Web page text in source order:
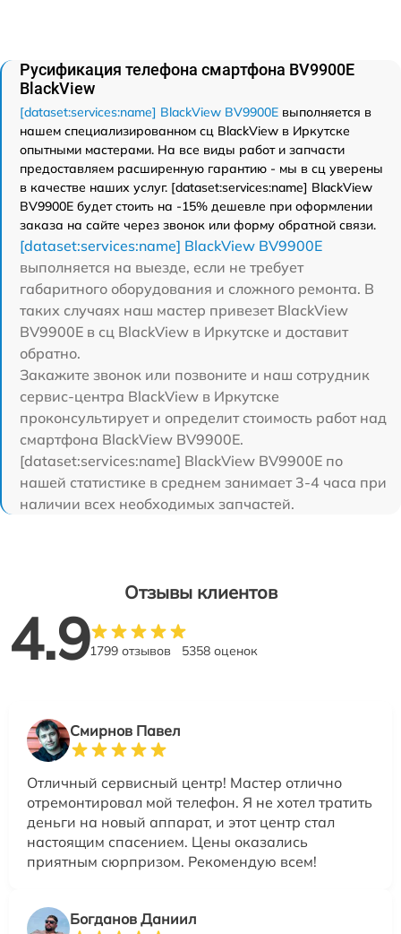
Русификация телефона смартфона BV9900E
BlackView
[dataset:services:name] BlackView BV9900E выполняется в
нашем специализированном сц BlackView в Иркутске
опытными мастерами. На все виды работ и запчасти
предоставляем расширенную гарантию - мы в сц уверены
в качестве наших услуг. [dataset:services:name] BlackView
BV9900E будет стоить на -15% дешевле при оформлении
заказа на сайте через звонок или форму обратной связи.
[dataset:services:name] BlackView BV9900E
выполняется на выезде, если не требует
габаритного оборудования и сложного ремонта. В
таких случаях наш мастер привезет BlackView
BV9900E в сц BlackView в Иркутске и доставит
обратно.
Закажите звонок или позвоните и наш сотрудник
сервис-центра BlackView в Иркутске
проконсультирует и определит стоимость работ над
смартфона BlackView BV9900E.
[dataset:services:name] BlackView BV9900E по
нашей статистике в среднем занимает 3-4 часа при
наличии всех необходимых запчастей.
Отзывы клиентов
4.91799 отзывов 5358 оценок
Смирнов Павел
Отличный сервисный центр! Мастер отлично
отремонтировал мой телефон. Я не хотел тратить
деньги на новый аппарат, и этот центр стал
настоящим спасением. Цены оказались
приятным сюрпризом. Рекомендую всем!
Богданов Даниил